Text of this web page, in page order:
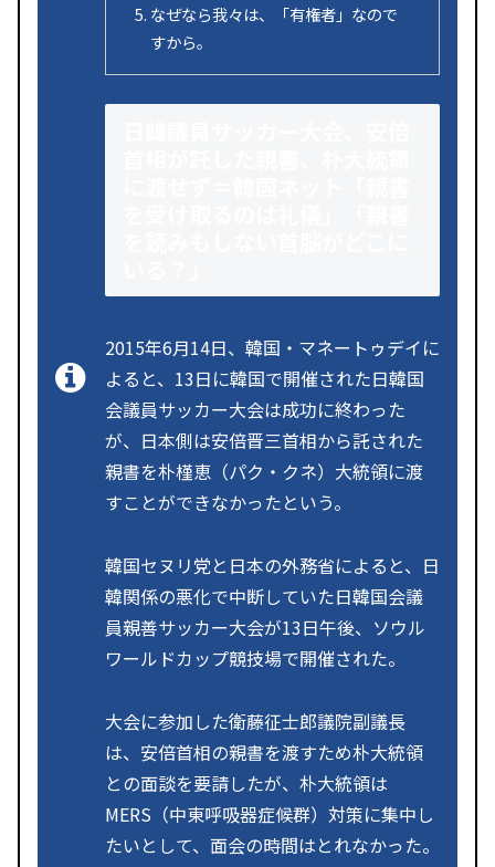
なぜなら我々は、「有権者」なので
すから。
2015年6月14日、韓国・マネートゥデイに
よると、13日に韓国で開催された日韓国
会議員サッカー大会は成功に終わった
が、日本側は安倍晋三首相から託された
親書を朴槿恵（パク・クネ）大統領に渡
すことができなかったという。
韓国セヌリ党と日本の外務省によると、日
韓関係の悪化で中断していた日韓国会議
員親善サッカー大会が13日午後、ソウル
ワールドカップ競技場で開催された。
大会に参加した衛藤征士郎議院副議長
は、安倍首相の親書を渡すため朴大統領
との面談を要請したが、朴大統領は
MERS（中東呼吸器症候群）対策に集中し
たいとして、面会の時間はとれなかった。